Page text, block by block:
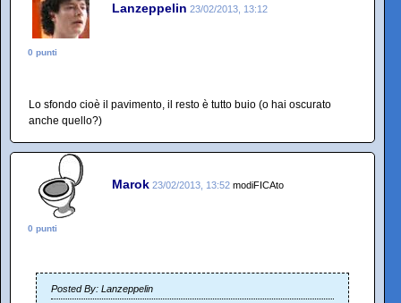
Lanzeppelin 23/02/2013, 13:12
0 punti
Lo sfondo cioè il pavimento, il resto è tutto buio (o hai oscurato
anche quello?)
Marok 23/02/2013, 13:52 modiFICAto
0 punti
Posted By: Lanzeppelin